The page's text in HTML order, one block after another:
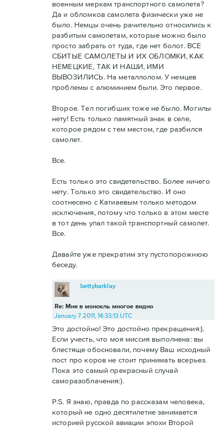
военным меркам транспортного самолета?
Да и обломков самолета физически уже не
было. Немцы очень рачительно относились к
разбитым самолетам, которые можно было
просто забрать от туда, где нет болот. ВСЕ
СБИТЫЕ САМОЛЕТЫ И ИХ ОБЛОМКИ, КАК
НЕМЕЦКИЕ, ТАК И НАШИ, ИМИ
ВЫВОЗИЛИСЬ. На металлолом. У немцев
проблемы с алюминием были. Это первое.
Второе. Тел погибших тоже не было. Могилы
нету! Есть только памятный знак в селе,
которое рядом с тем местом, где разбился
самолет.
Все.
Есть только это свидетельство. Более ничего
нету. Только это свидетельство. И оно
соотнесено с Катиаевым только методом
исключения, потому что только в этом месте
в тот день упал такой транспортный самолет.
Все.
Давайте уже прекратим эту пустопорожнюю
беседу.
Re: Мне в монокль многое видно
bettybarklay
January 7 2011, 14:33:13 UTC
Это достойно! Это достойно прекращения:).
Если учесть, что моя миссия выполнена: вы
блестяще обосновали, почему Ваш исходный
пост про коров не стоит принимать всерьез.
Пока это самый прекрасный случай
саморазоблачения:).
P.S. Я знаю, правда по рассказам человека,
который не одно десятилетие занимается
историей русской авиации эпохи Второй